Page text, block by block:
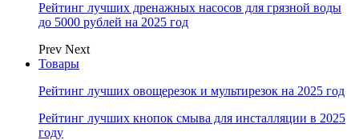
Рейтинг лучших дренажных насосов для грязной воды
до 5000 рублей на 2025 год
Prev Next
Товары
Рейтинг лучших овощерезок и мультирезок на 2025 год
Рейтинг лучших кнопок смыва для инсталляции в 2025
году